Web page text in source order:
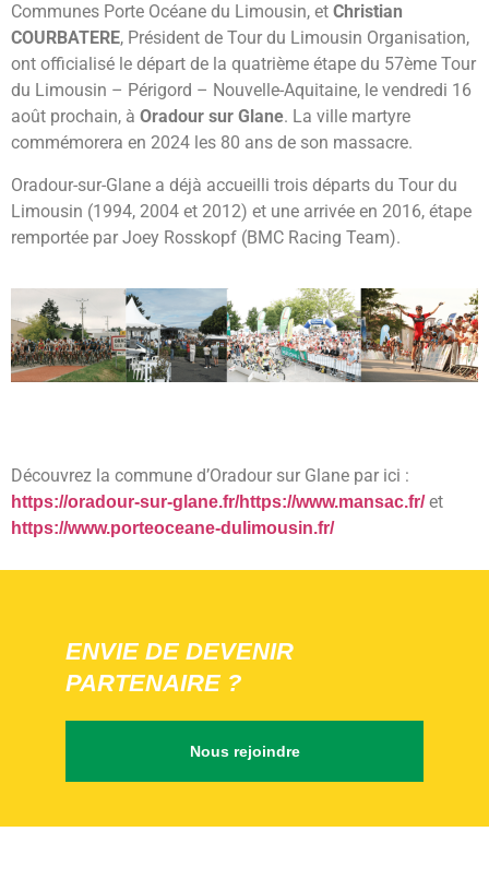
Communes Porte Océane du Limousin, et Christian
COURBATERE, Président de Tour du Limousin Organisation,
ont officialisé le départ de la quatrième étape du 57ème Tour
du Limousin – Périgord – Nouvelle-Aquitaine, le vendredi 16
août prochain, à Oradour sur Glane. La ville martyre
commémorera en 2024 les 80 ans de son massacre.
Oradour-sur-Glane a déjà accueilli trois départs du Tour du
Limousin (1994, 2004 et 2012) et une arrivée en 2016, étape
remportée par Joey Rosskopf (BMC Racing Team).
Découvrez la commune d’Oradour sur Glane par ici :
https://oradour-sur-glane.fr/https://www.mansac.fr/et
https://www.porteoceane-dulimousin.fr/
ENVIE DE DEVENIR
PARTENAIRE ?
Nous rejoindre